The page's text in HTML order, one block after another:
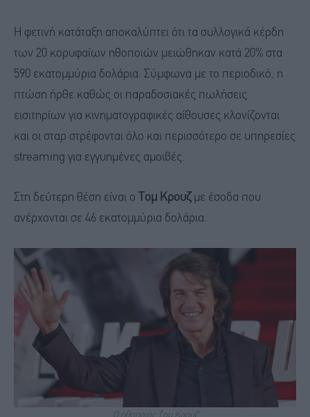
Η φετινή κατάταξη αποκαλύπτει ότι τα συλλογικά κέρδη
των 20 κορυφαίων ηθοποιών μειώθηκαν κατά 20% στα
590 εκατομμύρια δολάρια. Σύμφωνα με το περιοδικό, η
πτώση ήρθε καθώς οι παραδοσιακές πωλήσεις
εισιτηρίων για κινηματογραφικές αίθουσες κλονίζονται
και οι σταρ στρέφονται όλο και περισσότερο σε υπηρεσίες
streaming για εγγυημένες αμοιβές.
Στη δεύτερη θέση είναι ο Τομ Κρουζμε έσοδα που
ανέρχονται σε 46 εκατομμύρια δολάρια.
Ο ηθοποιός Τομ Κρουζ